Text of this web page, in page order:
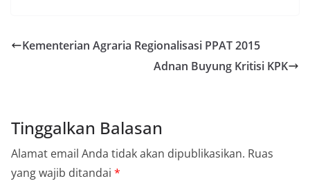
Kementerian Agraria Regionalisasi PPAT 2015
Adnan Buyung Kritisi KPK
Tinggalkan Balasan
Alamat email Anda tidak akan dipublikasikan. Ruas
yang wajib ditandai *